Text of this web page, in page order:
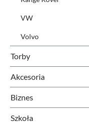
VW
Volvo
Torby
Akcesoria
Biznes
Szkoła